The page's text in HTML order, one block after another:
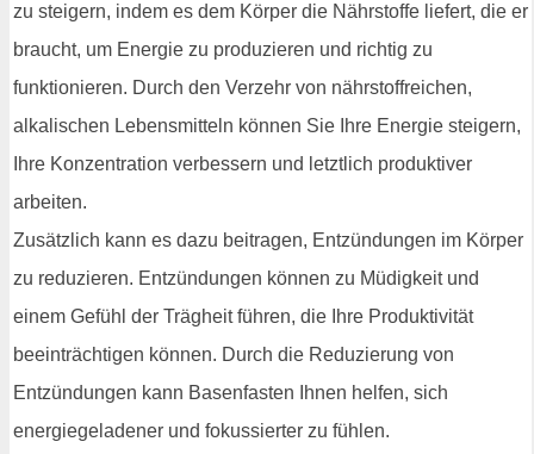
zu steigern, indem es dem Körper die Nährstoffe liefert, die er
braucht, um Energie zu produzieren und richtig zu
funktionieren. Durch den Verzehr von nährstoffreichen,
alkalischen Lebensmitteln können Sie Ihre Energie steigern,
Ihre Konzentration verbessern und letztlich produktiver
arbeiten.
Zusätzlich kann es dazu beitragen, Entzündungen im Körper
zu reduzieren. Entzündungen können zu Müdigkeit und
einem Gefühl der Trägheit führen, die Ihre Produktivität
beeinträchtigen können. Durch die Reduzierung von
Entzündungen kann Basenfasten Ihnen helfen, sich
energiegeladener und fokussierter zu fühlen.